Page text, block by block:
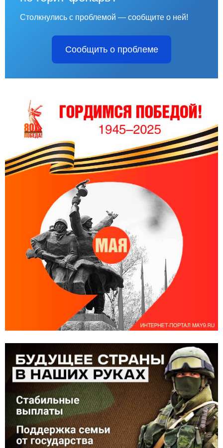
Столкнулись с проблемой — сообщите о ней!
Сообщить о проблеме